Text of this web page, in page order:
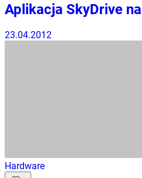
Aplikacja SkyDrive
23.04.2012
Hardware